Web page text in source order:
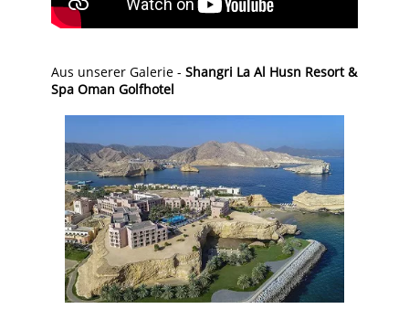
Aus unserer Galerie - Shangri La Al Husn Resort &
Spa Oman Golfhotel